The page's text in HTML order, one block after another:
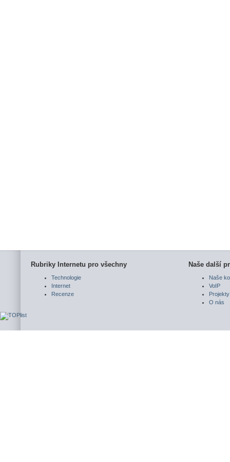
Rubriky Internetu pro všechny
Technologie
Internet
Recenze
Naše další
Naše
VoIP
Projekty
O nás